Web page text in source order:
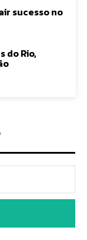
sucesso no
do Rio,